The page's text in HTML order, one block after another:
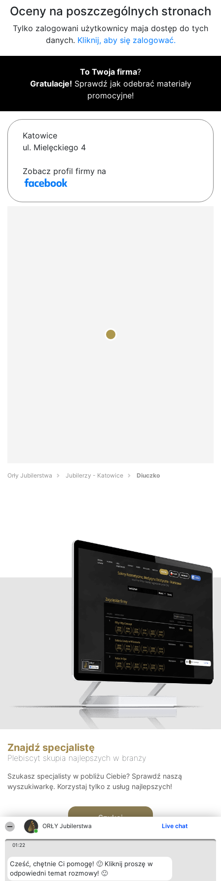
ORŁY Jubilerstwa Live chat
01:22
Cześć, chętnie Ci pomogę! 🙂 Kliknij proszę w
odpowiedni temat rozmowy! 🙂
Oceny na poszczególnych stronach
Tylko zalogowani użytkownicy maja dostęp do tych
danych. Kliknij, aby się zalogować.
To Twoja firma?
Gratulacje! Sprawdź jak odebrać materiały
promocyjne!
Katowice
ul. Mielęckiego 4
Zobacz profil firmy na
Orły Jubilerstwa Jubilerzy - Katowice Diuczko
Znajdź specjalistę
Plebiscyt skupia najlepszych w branży
Szukasz specjalisty w pobliżu Ciebie? Sprawdź naszą
wyszukiwarkę. Korzystaj tylko z usług najlepszych!
Szukaj